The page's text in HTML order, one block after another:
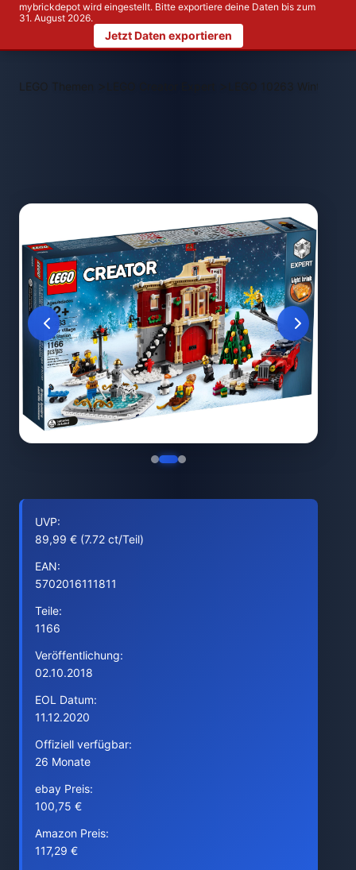
mybrickdepot wird eingestellt. Bitte exportiere deine Daten bis zum
31. August 2026.
Jetzt Daten exportieren
LEGO Themen > LEGO 10263
UVP:
89,99 € (7.72 ct/Teil)
EAN:
5702016111811
Teile:
1166
Veröffentlichung:
02.10.2018
EOL Datum:
11.12.2020
Offiziell verfügbar:
26 Monate
ebay Preis:
100,75 €
Amazon Preis:
117,29 €